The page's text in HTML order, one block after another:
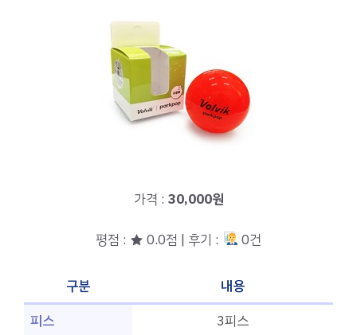
가격 : 30,000원
평점 : ★ 0.0점 | 후기 : 0건
구분
내용
피스
3피스